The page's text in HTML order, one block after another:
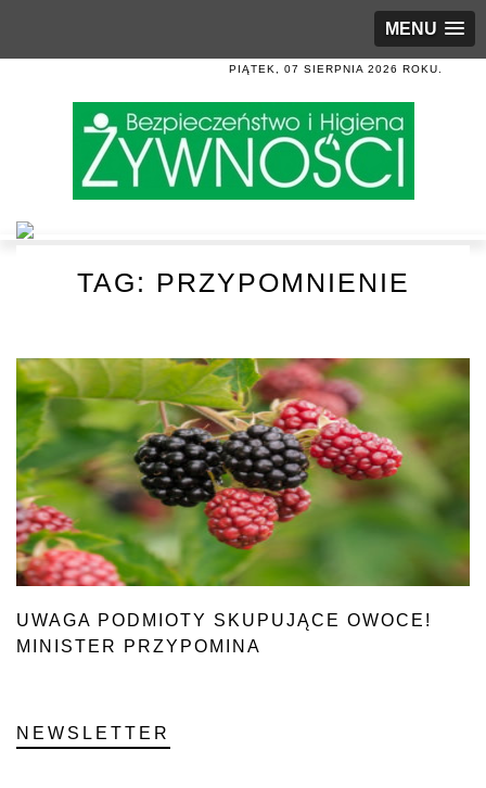
MENU
PIĄTEK, 07 SIERPNIA 2026 ROKU.
TAG: PRZYPOMNIENIE
UWAGA PODMIOTY SKUPUJĄCE OWOCE!
MINISTER PRZYPOMINA
NEWSLETTER